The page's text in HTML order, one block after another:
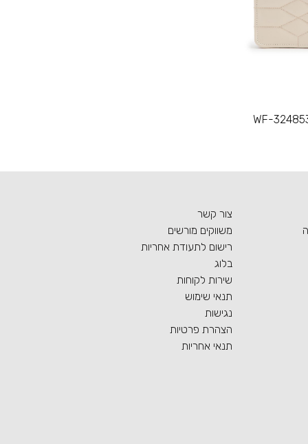
WF-
צור קשר
משווקים מורשים
רישום לתעודת אחריות
בלוג
שירות לקוחות
תנאי שימוש
נגישות
הצהרת פרטיות
תנאי אחריות